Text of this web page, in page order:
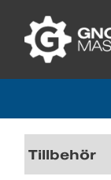
Tillbehör